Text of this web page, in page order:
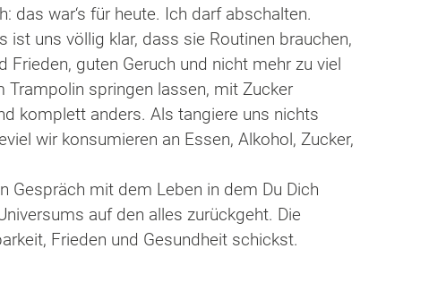
das war‘s für heute. Ich darf abschalten.
ist uns völlig klar, dass sie Routinen brauchen,
guten Geruch und nicht mehr zu viel
Trampolin springen lassen, mit Zucker
komplett anders. Als tangiere uns nichts
wir konsumieren an Essen, Alkohol, Zucker,
Gespräch mit dem Leben in dem Du Dich
auf den alles zurückgeht. Die
Frieden und Gesundheit schickst.